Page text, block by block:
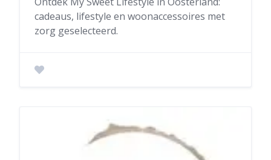
cadeaus, lifestyle en woonaccessoires met
zorg geselecteerd.